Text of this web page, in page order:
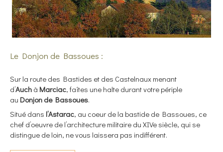
Le Donjon de Bassoues :
Sur la route des Bastides et des Castelnaux menant
d’Auch à Marciac, faîtes une halte durant votre périple
au Donjon de Bassoues.
Situé dans l’Astarac, au coeur de la bastide de Bassoues, ce
chef d’oeuvre de l’architecture militaire du XIVe siècle, qui se
distingue de loin, ne vous laissera pas indifférent.